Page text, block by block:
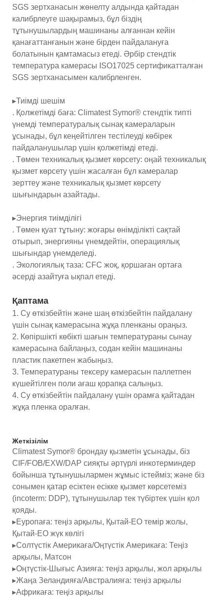
SGS зертханасын жөнелту алдында қайтадан
калибрлеуге шақырамыз, бұл біздің
тұтынушылардың машинаны алғаннан кейін
қанағаттанғанын және бірден пайдалануға
болатынын қамтамасыз етеді. Әрбір стендтік
температура камерасы ISO17025 сертификатталған
SGS зертханасымен калибрленген.
▸Тиімді шешім
. Қолжетімді баға: Climatest Symor® стендтік типті
үнемді температуралық сынақ камераларын
ұсынады, бұл кеңейтілген тестілеуді көбірек
пайдаланушылар үшін қолжетімді етеді.
. Төмен техникалық қызмет көрсету: оңай техникалық
қызмет көрсету үшін жасалған бұл камералар
зерттеу және техникалық қызмет көрсету
шығындарын азайтады.
▸Энергия тиімділігі
. Төмен қуат тұтыну: жоғары өнімділікті сақтай
отырып, энергияны үнемдейтін, операциялық
шығындар үнемделеді.
. Экологиялық таза: CFC жоқ, қоршаған ортаға
әсерді азайтуға ықпал етеді.
Қаптама
1. Су өткізбейтін және шаң өткізбейтін пайдалану
үшін сынақ камерасына жұқа пленканы ораңыз.
2. Көпіршікті көбікті шағын температураны сынау
камерасына байлаңыз, содан кейін машинаны
пластик пакетпен жабыңыз.
3. Температураны тексеру камерасын паллетпен
күшейтілген поли ағаш қорапқа салыңыз.
4. Су өткізбейтін пайдалану үшін орамға қайтадан
жұқа пленка оралған.
Жеткізілім
Climatest Symor® брондау қызметін ұсынады, біз
CIF/FOB/EXW/DAP сияқты әртүрлі инкотерминдер
бойынша тұтынушылармен жұмыс істейміз; және біз
сонымен қатар есіктен есікке қызмет көрсетеміз
(incoterm: DDP), тұтынушылар тек түбіртек үшін қол
қояды.
▸Еуропаға: теңіз арқылы, Қытай-ЕО темір жолы,
Қытай-ЕО жүк көлігі
▸Солтүстік Америкаға/Оңтүстік Америкаға: Теңіз
арқылы, Матсон
▸Оңтүстік-Шығыс Азияға: теңіз арқылы, жол арқылы
▸Жаңа Зеландияға/Австралияға: теңіз арқылы
▸Африкаға: теңіз арқылы